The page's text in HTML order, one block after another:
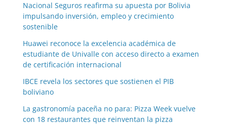
Nacional Seguros reafirma su apuesta por Bolivia
impulsando inversión, empleo y crecimiento
sostenible
Huawei reconoce la excelencia académica de
estudiante de Univalle con acceso directo a examen
de certificación internacional
IBCE revela los sectores que sostienen el PIB
boliviano
La gastronomía paceña no para: Pizza Week vuelve
con 18 restaurantes que reinventan la pizza